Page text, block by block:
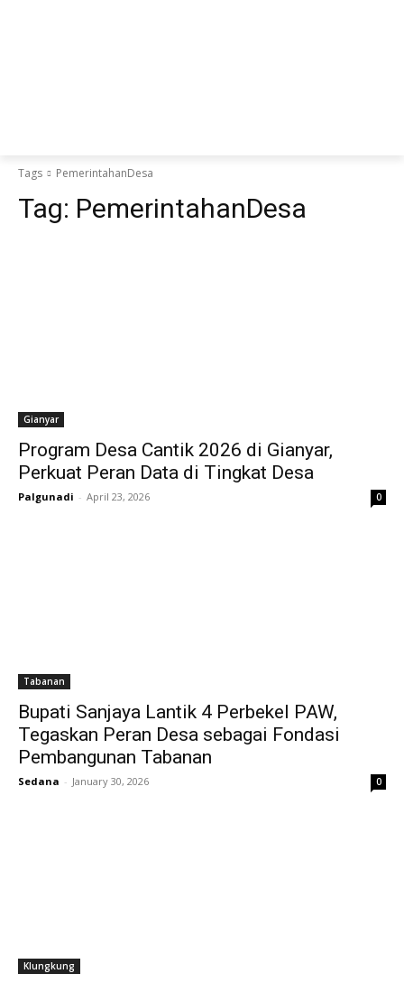
Tags PemerintahanDesa
Tag: PemerintahanDesa
Gianyar
Program Desa Cantik 2026 di Gianyar,
Perkuat Peran Data di Tingkat Desa
Palgunadi - April 23, 2026 0
Tabanan
Bupati Sanjaya Lantik 4 Perbekel PAW,
Tegaskan Peran Desa sebagai Fondasi
Pembangunan Tabanan
Sedana - January 30, 2026 0
Klungkung